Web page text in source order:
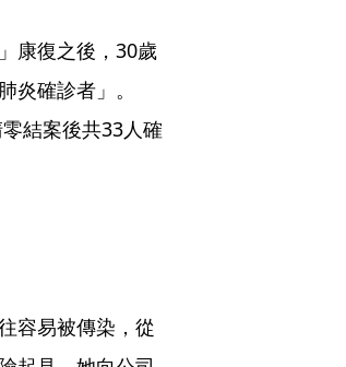
康復之後，30歲
確診者」。
結案後共33人確
容易被傳染，從